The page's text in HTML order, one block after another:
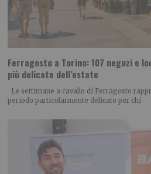
Ferragosto a Torino: 107 negozi e
più delicate dell’estate
Le settimane a cavallo di Ferragosto
periodo particolarmente delicato per chi